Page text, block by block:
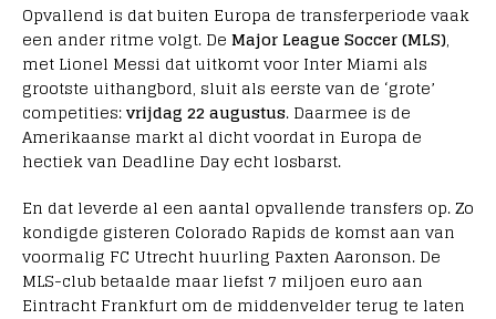
Opvallend is dat buiten Europa de transferperiode vaak
een ander ritme volgt. De Major League Soccer (MLS),
met Lionel Messi dat uitkomt voor Inter Miami als
grootste uithangbord, sluit als eerste van de ‘grote’
competities:vrijdag 22 augustus. Daarmee is de
Amerikaanse markt al dicht voordat in Europa de
hectiek van Deadline Day echt losbarst.
En dat leverde al een aantal opvallende transfers op. Zo
kondigde gisteren Colorado Rapids de komst aan van
voormalig FC Utrecht huurling Paxten Aaronson. De
MLS-club betaalde maar liefst 7 miljoen euro aan
Eintracht Frankfurt om de middenvelder terug te laten